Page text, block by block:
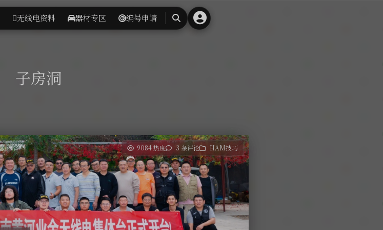
无线电资料 器材专区 编号申请
搜
子房洞
9084 热度 3 条评论 HAM技巧